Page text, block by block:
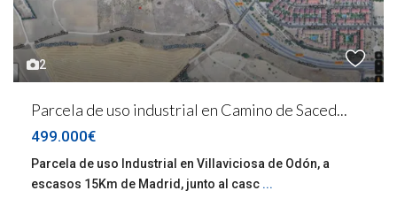
2
Parcela de uso industrial en Camino de Saced...
499.000€
Parcela de uso Industrial en Villaviciosa de Odón, a
escasos 15Km de Madrid, junto al casc ...